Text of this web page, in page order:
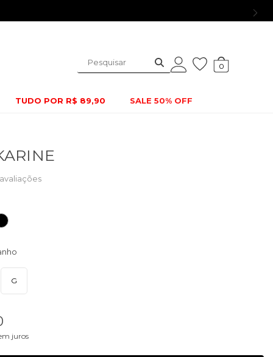
0
TUDO POR R$ 89,90 SALE 50% OFF
avaliações
G
juros